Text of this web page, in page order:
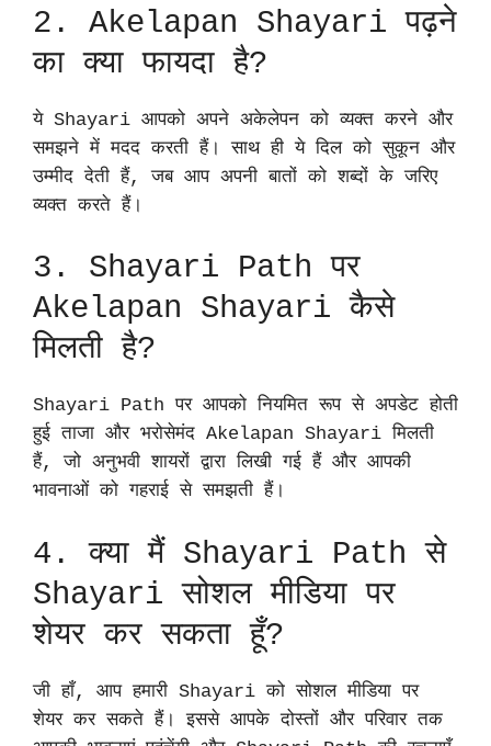
2. Akelapan Shayari पढ़ने
का क्या फायदा है?
ये Shayari आपको अपने अकेलेपन को व्यक्त करने और
समझने में मदद करती हैं। साथ ही ये दिल को सुकून और
उम्मीद देती हैं, जब आप अपनी बातों को शब्दों के जरिए
व्यक्त करते हैं।
3. Shayari Path पर
Akelapan Shayari कैसे
मिलती है?
Shayari Path पर आपको नियमित रूप से अपडेट होती
हुई ताजा और भरोसेमंद Akelapan Shayari मिलती
हैं, जो अनुभवी शायरों द्वारा लिखी गई हैं और आपकी
भावनाओं को गहराई से समझती हैं।
4. क्या मैं Shayari Path से
Shayari सोशल मीडिया पर
शेयर कर सकता हूँ?
जी हाँ, आप हमारी Shayari को सोशल मीडिया पर
शेयर कर सकते हैं। इससे आपके दोस्तों और परिवार तक